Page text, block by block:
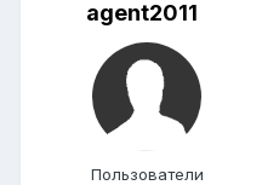
agent2011
Пользователи